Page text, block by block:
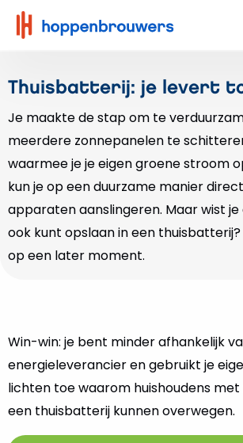
Hoppenbrouwers
|
techniek
leeft
Thuisbatterij: je levert
Je maakte de stap om te
meerdere zonnepanelen te
waarmee je je eigen groene stroom
kun je op een duurzame manier
apparaten aanslingeren. Maar wist
ook kunt opslaan in een
op een later moment.
Win-win: je bent minder afhankelijk
energieleverancier en gebruikt je
lichten toe waarom huishoudens
een thuisbatterij kunnen overwegen.